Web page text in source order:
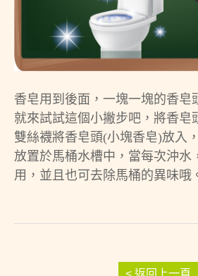
香皂用到後面，一塊一塊的香皂
就來試試這個小撇步吧，將香皂
雙絲襪將香皂頭(小塊香皂)放入
放置於馬桶水槽中，當每次沖水
用，並且也可去除馬桶的異味哦
< 返回上一頁